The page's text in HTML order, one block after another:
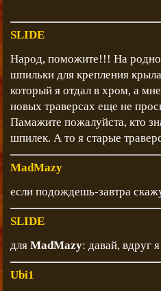
SLIDE
Народ, поможите!!! На
шпильки для крепления
который я отдал в хром, а
новых траверсах еще не
Памажите пожалуйста, кто
шпилек. А то я старые
MadMazy
если подождешь-завтра
SLIDE
для MadMazy: давай, вдруг
Ubi1